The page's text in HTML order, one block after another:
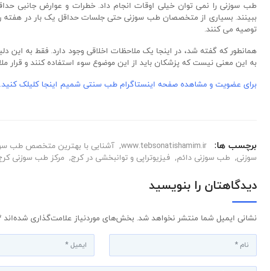
طب سوزنی را نمی توان خیلی اوقات انجام داد. خطرات و عوارض جانبی
ببینند. بسیاری از متخصصان طب سوزنی حتی جلسات حداقل یک بار در هفته
توصیه می کنند.
همانطور که گفته شد، در اینجا یک ملاحظات اخلاقی وجود دارد. فقط به این
به این معنی نیست که پزشکان باید از این موضوع سوء استفاده کنند و قرار
برای عضویت و مشاهده صفحه اینستاگرام طب سنتی شمیم اینجا کلیلک کنید.
برچسب ها: www.tebsonatishamim.ir
, آشنایی با بهترین متخصص طب
سوزنی, طب سوزنی دائم, فیزیوتراپی و توانبخشی در کرج, مرکز طب سوزنی
دیدگاهتان را بنویسید
نشانی ایمیل شما منتشر نخواهد شد. بخش‌های موردنیاز علامت‌گذاری شده‌اند